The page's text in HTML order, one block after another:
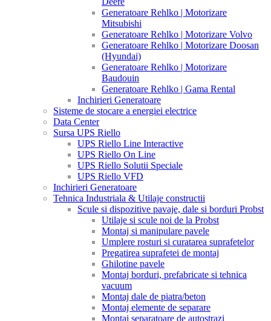
Generatoare Rehlko | Motorizare
Mitsubishi
Generatoare Rehlko | Motorizare Volvo
Generatoare Rehlko | Motorizare Doosan
(Hyundai)
Generatoare Rehlko | Motorizare
Baudouin
Generatoare Rehlko | Gama Rental
Inchirieri Generatoare
Sisteme de stocare a energiei electrice
Data Center
Sursa UPS Riello
UPS Riello Line Interactive
UPS Riello On Line
UPS Riello Solutii Speciale
UPS Riello VFD
Inchirieri Generatoare
Tehnica Industriala & Utilaje constructii
Scule si dispozitive pavaje, dale si borduri Probst
Utilaje si scule noi de la Probst
Montaj si manipulare pavele
Umplere rosturi si curatarea suprafetelor
Pregatirea suprafetei de montaj
Ghilotine pavele
Montaj borduri, prefabricate si tehnica
vacuum
Montaj dale de piatra/beton
Montaj elemente de separare
Montaj separatoare de autostrazi